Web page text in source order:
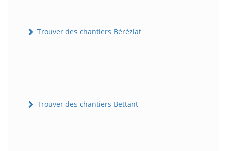
Trouver des chantiers Béréziat
Trouver des chantiers Bettant